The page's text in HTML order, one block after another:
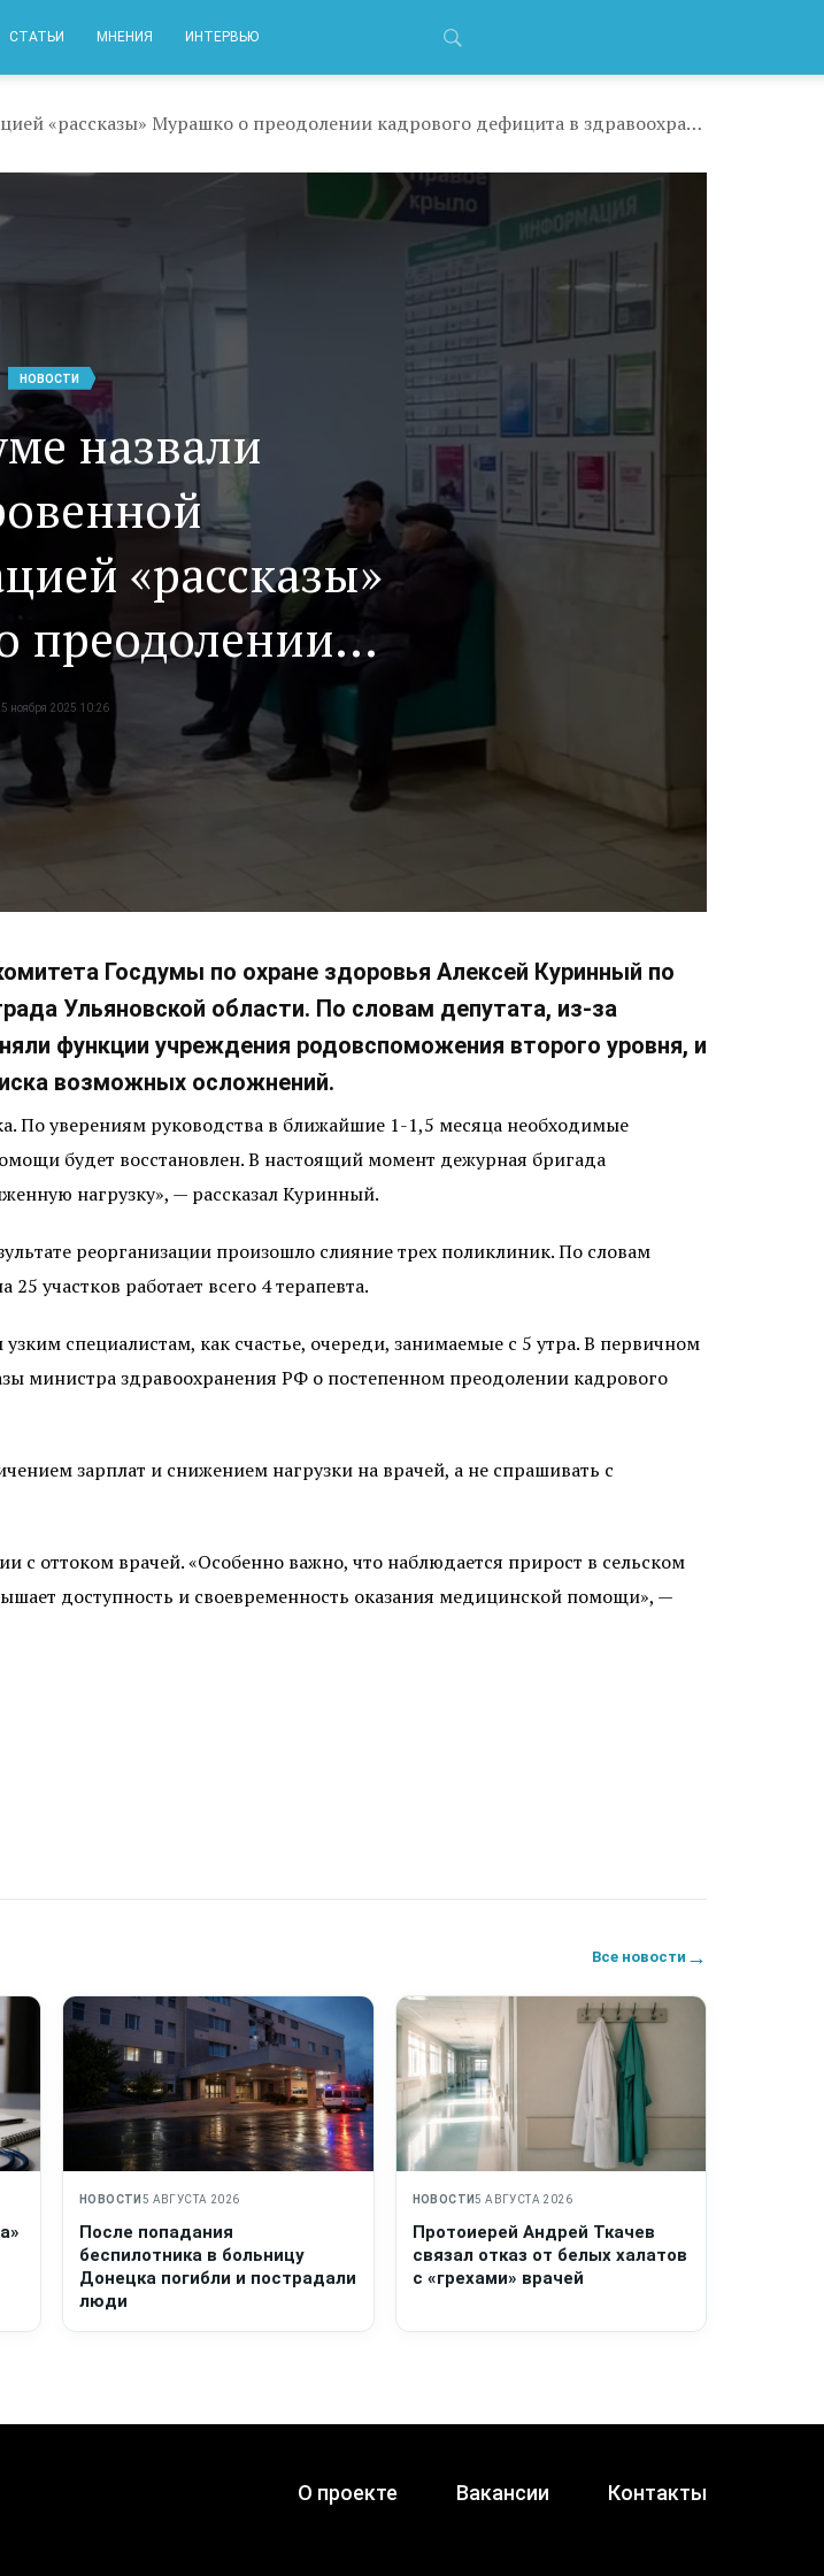
СТАТЬИ МНЕНИЯ ИНТЕРВЬЮ
В Госдуме назвали откровенной дезинформацией «рассказы» Мурашко о преодолении кадрового дефицита в здравоохранении
НОВОСТИ
назвали
«рассказы»
преодолении
дефицита в
ноября 2025 10:26
Госдумы по охране здоровья Алексей Куринный по
Ульяновской области. По словам депутата, из-за
функции учреждения родовспоможения второго уровня, и
возможных осложнений.
По уверениям руководства в ближайшие 1-1,5 месяца необходимые
будет восстановлен. В настоящий момент дежурная бригада
нагрузку», — рассказал Куринный.
реорганизации произошло слияние трех поликлиник. По словам
участков работает всего 4 терапевта.
специалистам, как счастье, очереди, занимаемые с 5 утра. В первичном
министра здравоохранения РФ о постепенном преодолении кадрового
зарплат и снижением нагрузки на врачей, а не спрашивать с
с оттоком врачей. «Особенно важно, что наблюдается прирост в сельском
доступность и своевременность оказания медицинской помощи», —
Все новости →
НОВОСТИ 5 АВГУСТА 2026
После попадания
беспилотника в больницу
Донецка погибли и пострадали
люди
НОВОСТИ5 АВГУСТА 2026
Протоиерей Андрей Ткачев
связал отказ от белых халатов
с «грехами» врачей
О проекте Вакансии Контакты